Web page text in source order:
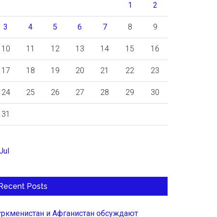
1 2
3 4 5 6 7 8 9
10 11 12 13 14 15 16
17 18 19 20 21 22 23
24 25 26 27 28 29 30
31
Posts
и Афганистан обсуждают